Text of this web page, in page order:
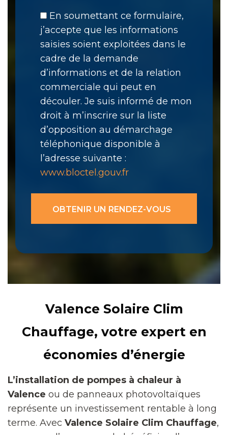
En soumettant ce formulaire,
j’accepte que les informations
saisies soient exploitées dans le
cadre de la demande
d’informations et de la relation
commerciale qui peut en
découler. Je suis informé de mon
droit à m’inscrire sur la liste
d’opposition au démarchage
téléphonique disponible à
l’adresse suivante :
www.bloctel.gouv.fr
Valence Solaire Clim
Chauffage, votre expert en
économies d’énergie
L’installation de pompes à chaleur à
Valence ou de panneaux photovoltaïques
représente un investissement rentable à long
terme. Avec Valence Solaire Clim Chauffage,